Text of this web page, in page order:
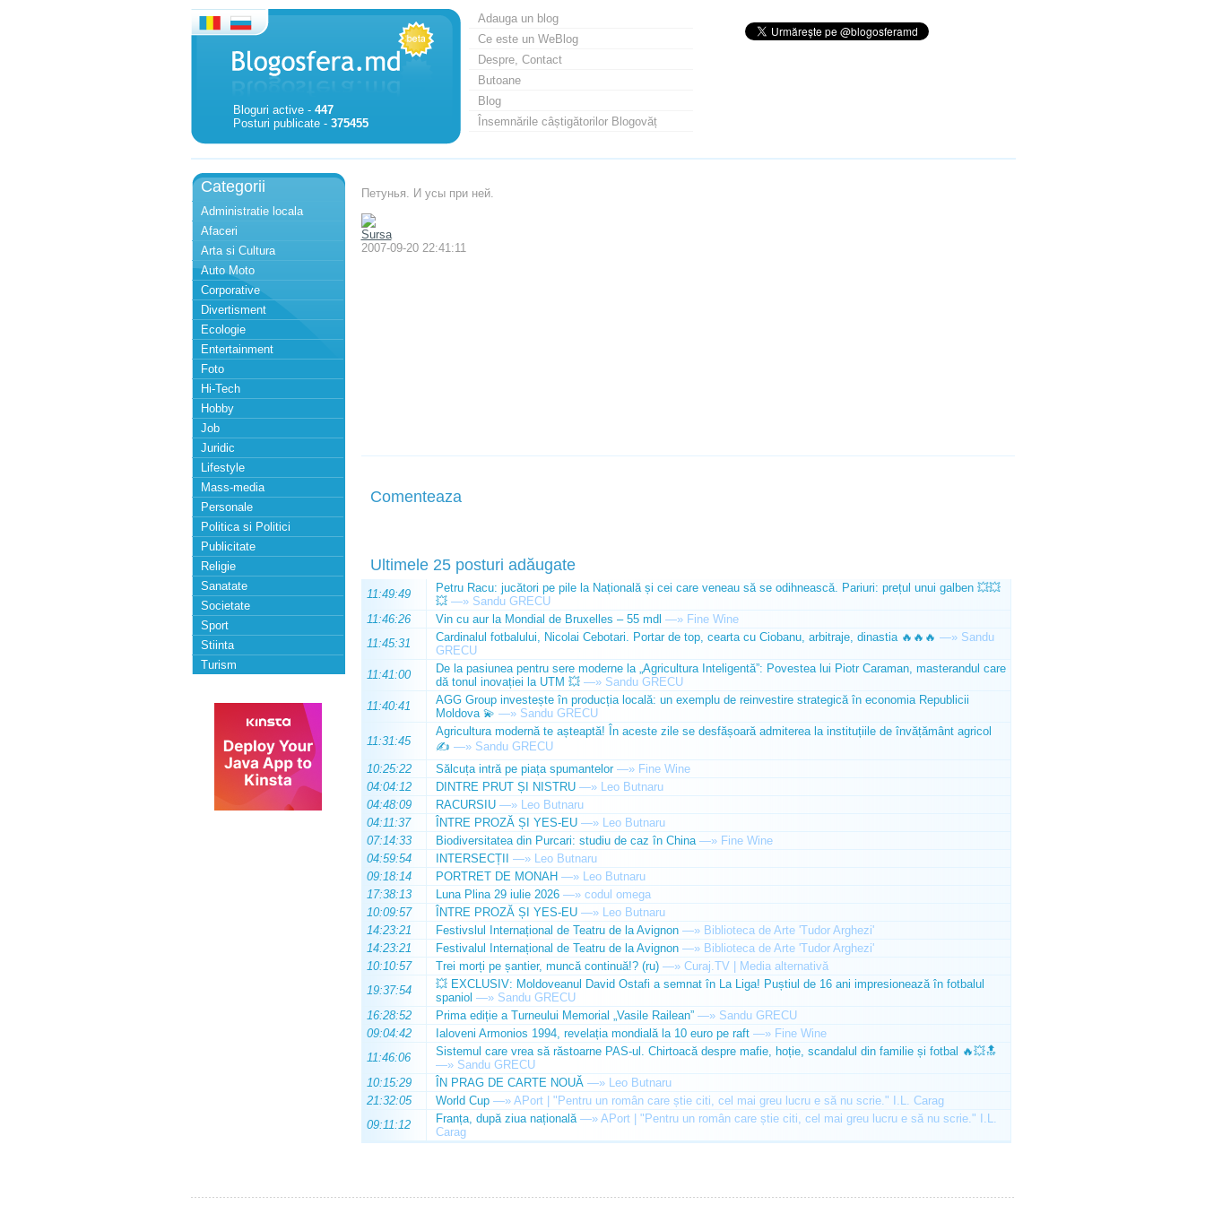
Bloguri active - 447
Posturi publicate - 375455
Adauga un blog
Ce este un WeBlog
Despre, Contact
Butoane
Blog
Însemnările câștigătorilor Blogovăț
Categorii
Administratie locala
Afaceri
Arta si Cultura
Auto Moto
Corporative
Divertisment
Ecologie
Entertainment
Foto
Hi-Tech
Hobby
Job
Juridic
Lifestyle
Mass-media
Personale
Politica si Politici
Publicitate
Religie
Sanatate
Societate
Sport
Stiinta
Turism
Петунья. И усы при ней.
Sursa
2007-09-20 22:41:11
Comenteaza
Ultimele 25 posturi adăugate
11:49:49
Petru Racu: jucători pe pile la Națională și cei care veneau să se odihnească. Pariuri: prețul unui galben 💥💥
💥 —» Sandu GRECU
11:46:26
Vin cu aur la Mondial de Bruxelles – 55 mdl —» Fine Wine
11:45:31
Cardinalul fotbalului, Nicolai Cebotari. Portar de top, cearta cu Ciobanu, arbitraje, dinastia 🔥🔥🔥 —» Sandu
GRECU
11:41:00
De la pasiunea pentru sere moderne la „Agricultura Inteligentă”: Povestea lui Piotr Caraman, masterandul care
dă tonul inovației la UTM 💥 —» Sandu GRECU
11:40:41
AGG Group investește în producția locală: un exemplu de reinvestire strategică în economia Republicii
Moldova 💫 —» Sandu GRECU
11:31:45
Agricultura modernă te așteaptă! În aceste zile se desfășoară admiterea la instituțiile de învățământ agricol
✍️ —» Sandu GRECU
10:25:22
Sălcuța intră pe piața spumantelor —» Fine Wine
04:04:12
DINTRE PRUT ȘI NISTRU —» Leo Butnaru
04:48:09
RACURSIU —» Leo Butnaru
04:11:37
ÎNTRE PROZĂ ȘI YES-EU —» Leo Butnaru
07:14:33
Biodiversitatea din Purcari: studiu de caz în China —» Fine Wine
04:59:54
INTERSECȚII —» Leo Butnaru
09:18:14
PORTRET DE MONAH —» Leo Butnaru
17:38:13
Luna Plina 29 iulie 2026 —» codul omega
10:09:57
ÎNTRE PROZĂ ȘI YES-EU —» Leo Butnaru
14:23:21
Festivslul Internațional de Teatru de la Avignon —» Biblioteca de Arte 'Tudor Arghezi'
14:23:21
Festivalul Internațional de Teatru de la Avignon —» Biblioteca de Arte 'Tudor Arghezi'
10:10:57
Trei morți pe șantier, muncă continuă!? (ru) —» Curaj.TV | Media alternativă
19:37:54
💥 EXCLUSIV: Moldoveanul David Ostafi a semnat în La Liga! Puștiul de 16 ani impresionează în fotbalul
spaniol —» Sandu GRECU
16:28:52
Prima ediție a Turneului Memorial „Vasile Railean” —» Sandu GRECU
09:04:42
Ialoveni Armonios 1994, revelația mondială la 10 euro pe raft —» Fine Wine
11:46:06
Sistemul care vrea să răstoarne PAS-ul. Chirtoacă despre mafie, hoție, scandalul din familie și fotbal 🔥💥🔝
—» Sandu GRECU
10:15:29
ÎN PRAG DE CARTE NOUĂ —» Leo Butnaru
21:32:05
World Cup —» APort | "Pentru un român care știe citi, cel mai greu lucru e să nu scrie." I.L. Carag
09:11:12
Franța, după ziua națională —» APort | "Pentru un român care știe citi, cel mai greu lucru e să nu scrie." I.L.
Carag